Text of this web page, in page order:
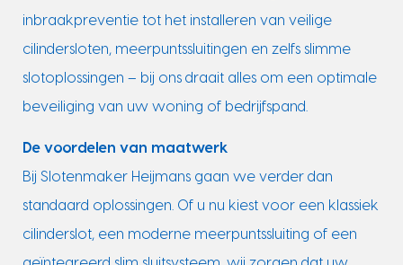
inbraakpreventie tot het installeren van veilige
cilindersloten, meerpuntssluitingen en zelfs slimme
slotoplossingen – bij ons draait alles om een optimale
beveiliging van uw woning of bedrijfspand.
De voordelen van maatwerk
Bij Slotenmaker Heijmans gaan we verder dan
standaard oplossingen. Of u nu kiest voor een klassiek
cilinderslot, een moderne meerpuntssluiting of een